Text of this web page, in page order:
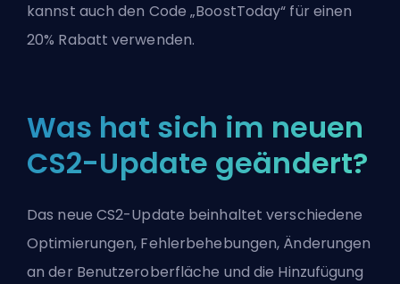
kannst auch den Code „BoostToday“ für einen
20% Rabatt verwenden.
Was hat sich im neuen
CS2-Update geändert?
Das neue CS2-Update beinhaltet verschiedene
Optimierungen, Fehlerbehebungen, Änderungen
an der Benutzeroberfläche und die Hinzufügung